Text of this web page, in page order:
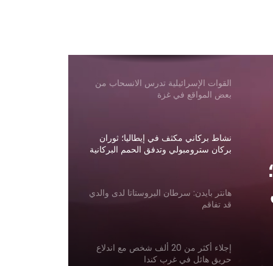
القوات الإسرائيلية تدرس الانسحاب من
بعض المواقع في غزة
نشاط بركاني مكثف في إيطاليا؛ ثوران
بركان سترومبولي وتدفق الحمم البركانية
هانتر بايدن: سرطان البروستاتا لدى والدي
قد تفاقم
إجلاء أكثر من 20 ألف شخص مع اندلاع
حريق هائل في غرب كندا